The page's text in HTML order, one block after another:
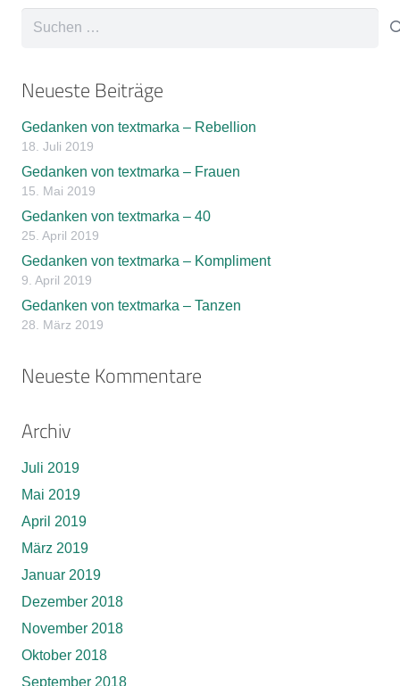
Suchen
Neueste Beiträge
Gedanken von textmarka – Rebellion
18. Juli 2019
Gedanken von textmarka – Frauen
15. Mai 2019
Gedanken von textmarka – 40
25. April 2019
Gedanken von textmarka – Kompliment
9. April 2019
Gedanken von textmarka – Tanzen
28. März 2019
Neueste Kommentare
Archiv
Juli 2019
Mai 2019
April 2019
März 2019
Januar 2019
Dezember 2018
November 2018
Oktober 2018
September 2018